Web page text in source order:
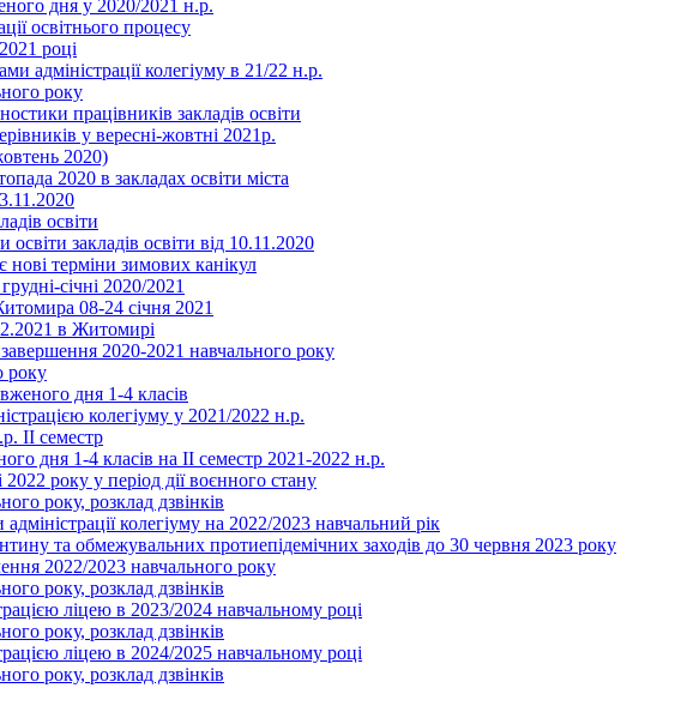
дня у 2020/2021 н.р.
освітнього процесу
році
адміністрації колегіуму в 21/22 н.р.
року
працівників закладів освіти
у вересні-жовтні 2021р.
2020)
2020 в закладах освіти міста
освіти
закладів освіти від 10.11.2020
терміни зимових канікул
січні 2020/2021
08-24 січня 2021
в Житомирі
2020-2021 навчального року
року
дня 1-4 класів
колегіуму у 2021/2022 н.р.
ІІ семестр
дня 1-4 класів на ІІ семестр 2021-2022 н.р.
року у період дії воєнного стану
року, розклад дзвінків
колегіуму на 2022/2023 навчальний рік
та обмежувальних протиепідемічних заходів до 30 червня 2023 року
2022/2023 навчального року
року, розклад дзвінків
ліцею в 2023/2024 навчальному році
року, розклад дзвінків
ліцею в 2024/2025 навчальному році
року, розклад дзвінків